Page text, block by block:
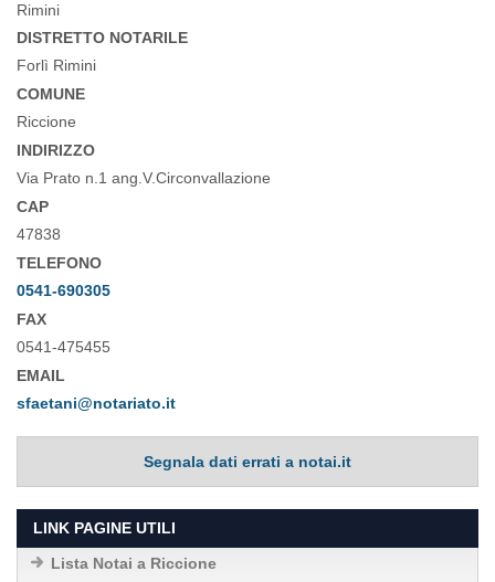
Rimini
DISTRETTO NOTARILE
Forlì Rimini
COMUNE
Riccione
INDIRIZZO
Via Prato n.1 ang.V.Circonvallazione
CAP
47838
TELEFONO
0541-690305
FAX
0541-475455
EMAIL
sfaetani@notariato.it
Segnala dati errati a notai.it
LINK PAGINE UTILI
Lista Notai a Riccione